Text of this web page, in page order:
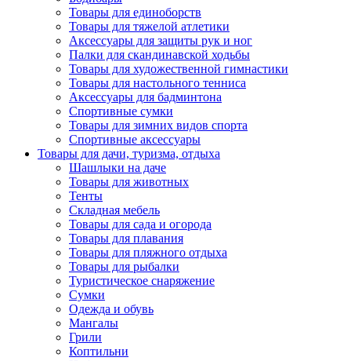
Товары для единоборств
Товары для тяжелой атлетики
Аксессуары для защиты рук и ног
Палки для скандинавской ходьбы
Товары для художественной гимнастики
Товары для настольного тенниса
Аксессуары для бадминтона
Спортивные сумки
Товары для зимних видов спорта
Спортивные аксессуары
Товары для дачи, туризма, отдыха
Шашлыки на даче
Товары для животных
Тенты
Складная мебель
Товары для сада и огорода
Товары для плавания
Товары для пляжного отдыха
Товары для рыбалки
Туристическое снаряжение
Сумки
Одежда и обувь
Мангалы
Грили
Коптильни